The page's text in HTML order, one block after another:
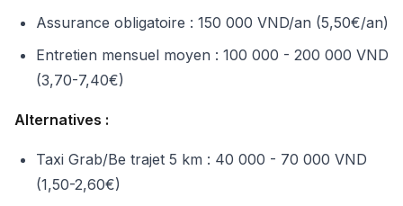
Assurance obligatoire : 150 000 VND/an (5,50€/an)
Entretien mensuel moyen : 100 000 - 200 000 VND
(3,70-7,40€)
Alternatives :
Taxi Grab/Be trajet 5 km : 40 000 - 70 000 VND
(1,50-2,60€)